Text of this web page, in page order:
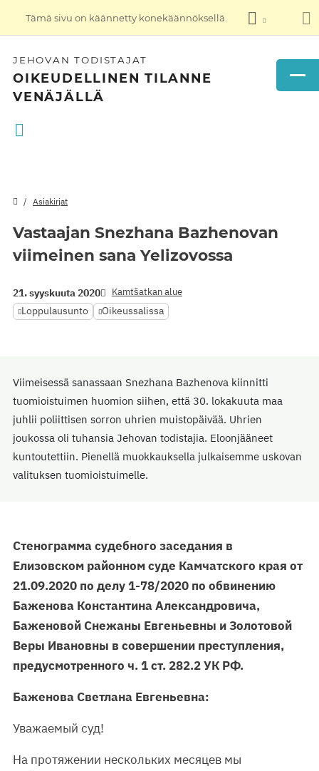
Tämä sivu on käännetty konekäännöksellä.
JEHOVAN TODISTAJAT
OIKEUDELLINEN TILANNE
VENÄJÄLLÄ
Asiakirjat
Vastaajan Snezhana Bazhenovan
viimeinen sana Yelizovossa
21. syyskuuta 2020 Kamtšatkan alue
Loppulausunto Oikeussalissa
Viimeisessä sanassaan Snezhana Bazhenova kiinnitti
tuomioistuimen huomion siihen, että 30. lokakuuta maa
juhlii poliittisen sorron uhrien muistopäivää. Uhrien
joukossa oli tuhansia Jehovan todistajia. Eloonjääneet
kuntoutettiin. Pienellä muokkauksella julkaisemme uskovan
valituksen tuomioistuimelle.
Стенограмма судебного заседания в
Елизовском районном суде Камчатского края от
21.09.2020 по делу 1-78/2020 по обвинению
Баженова Константина Александровича,
Баженовой Снежаны Евгеньевны и Золотовой
Веры Ивановны в совершении преступления,
предусмотренного ч. 1ст. 282.2УК РФ.
Баженова Светлана Евгеньевна:
Уважаемый суд!
На протяжении нескольких месяцев мы